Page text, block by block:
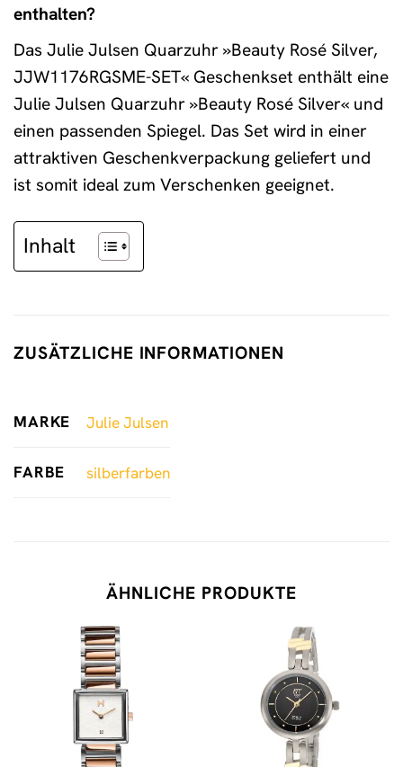
enthalten?
Das Julie Julsen Quarzuhr »Beauty Rosé Silver,
JJW1176RGSME-SET« Geschenkset enthält eine
Julie Julsen Quarzuhr »Beauty Rosé Silver« und
einen passenden Spiegel. Das Set wird in einer
attraktiven Geschenkverpackung geliefert und
ist somit ideal zum Verschenken geeignet.
Inhalt
ZUSÄTZLICHE INFORMATIONEN
MARKE Julie Julsen
FARBE silberfarben
ÄHNLICHE PRODUKTE